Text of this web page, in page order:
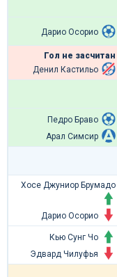
Дарио Осорио
Гол не засчитан
Денил Кастильо
Педро Браво
Арал Симсир
Хосе Джуниор Брумадо
Дарио Осорио
Кью Сунг Чо
Эдвард Чилуфья